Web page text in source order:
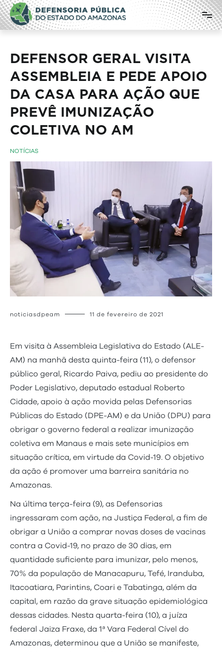
Pular
para
o
conteúdo
Defensoria Pública do Estado do
Amazonas
DEFENSOR GERAL VISITA
ASSEMBLEIA E PEDE APOIO
DA CASA PARA AÇÃO QUE
PREVÊ IMUNIZAÇÃO
COLETIVA NO AM
NOTÍCIAS
noticiasdpeam 11 de fevereiro de 2021
Em visita à Assembleia Legislativa do Estado (ALE-
AM) na manhã desta quinta-feira (11), o defensor
público geral, Ricardo Paiva, pediu ao presidente do
Poder Legislativo, deputado estadual Roberto
Cidade, apoio à ação movida pelas Defensorias
Públicas do Estado (DPE-AM) e da União (DPU) para
obrigar o governo federal a realizar imunização
coletiva em Manaus e mais sete municípios em
situação crítica, em virtude da Covid-19. O objetivo
da ação é promover uma barreira sanitária no
Amazonas.
Na última terça-feira (9), as Defensorias
ingressaram com ação, na Justiça Federal, a fim de
obrigar a União a comprar novas doses de vacinas
contra a Covid-19, no prazo de 30 dias, em
quantidade suficiente para imunizar, pelo menos,
70% da população de Manacapuru, Tefé, Iranduba,
Itacoatiara, Parintins, Coari e Tabatinga, além da
capital, em razão da grave situação epidemiológica
dessas cidades. Nesta quarta-feira (10), a juíza
federal Jaiza Fraxe, da 1ª Vara Federal Cível do
Amazonas, determinou que a União se manifeste,